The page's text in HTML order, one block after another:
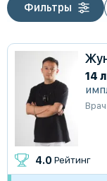
Фильтры
14
4.0 Рейтинг